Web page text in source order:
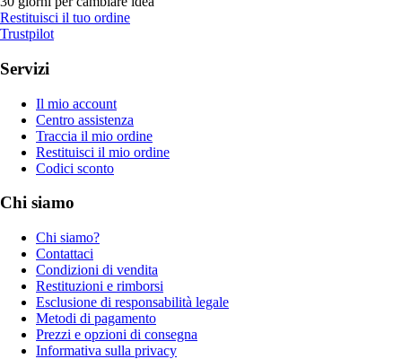
Restituisci il tuo ordine
Trustpilot
Servizi
Il mio account
Centro assistenza
Traccia il mio ordine
Restituisci il mio ordine
Codici sconto
Chi siamo
Chi siamo?
Contattaci
Condizioni di vendita
Restituzioni e rimborsi
Esclusione di responsabilità legale
Metodi di pagamento
Prezzi e opzioni di consegna
Informativa sulla privacy